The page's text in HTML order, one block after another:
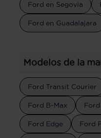
Ford en Segovia
Ford en Guadalajara
Modelos de la
Ford Transit Courier
Ford B-Max Ford
Ford Edge Ford